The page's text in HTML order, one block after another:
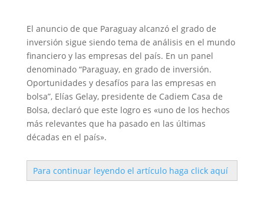
El anuncio de que Paraguay alcanzó el grado de
inversión sigue siendo tema de análisis en el mundo
financiero y las empresas del país. En un panel
denominado “Paraguay, en grado de inversión.
Oportunidades y desafíos para las empresas en
bolsa”, Elías Gelay, presidente de Cadiem Casa de
Bolsa, declaró que este logro es «uno de los hechos
más relevantes que ha pasado en las últimas
décadas en el país».
Para continuar leyendo el artículo haga click aquí